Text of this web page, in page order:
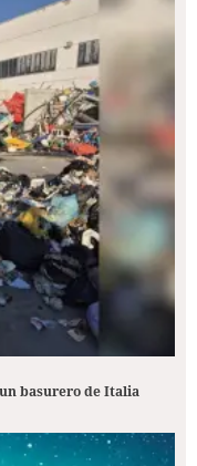
basurero de Italia